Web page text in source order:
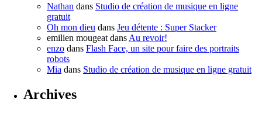
Nathan dans Studio de création de musique en ligne
gratuit
Oh mon dieu dans Jeu détente : Super Stacker
emilien mougeat dans Au revoir!
enzo dans Flash Face, un site pour faire des portraits
robots
Mia dans Studio de création de musique en ligne gratuit
Archives